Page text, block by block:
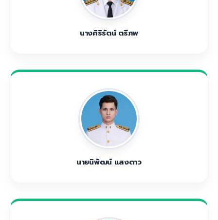
นางศิริรัตน์ ตรีภพ
นายนิพัฒน์ แสงดาว